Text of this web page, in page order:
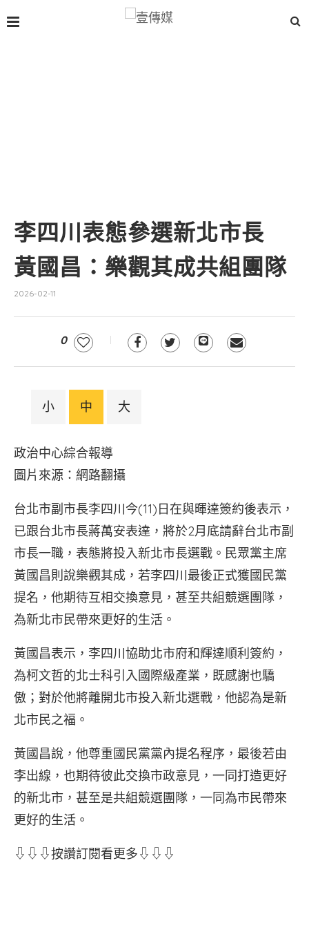
李四川表態參選新北市長
黃國昌：樂觀其成共組團隊
2026-02-11
0
小 中 大
政治中心綜合報導
圖片來源：網路翻攝
台北市副市長李四川今(11)日在與暉達簽約後表示，
已跟台北市長蔣萬安表達，將於2月底請辭台北市副
市長一職，表態將投入新北市長選戰。民眾黨主席
黃國昌則說樂觀其成，若李四川最後正式獲國民黨
提名，他期待互相交換意見，甚至共組競選團隊，
為新北市民帶來更好的生活。
黃國昌表示，李四川協助北市府和輝達順利簽約，
為柯文哲的北士科引入國際級產業，既感謝也驕
傲；對於他將離開北市投入新北選戰，他認為是新
北市民之福。
黃國昌說，他尊重國民黨黨內提名程序，最後若由
李出線，也期待彼此交換市政意見，一同打造更好
的新北市，甚至是共組競選團隊，一同為市民帶來
更好的生活。
⇩⇩⇩按讚訂閱看更多⇩⇩⇩